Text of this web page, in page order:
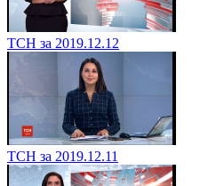
ТСН за 2019.12.12
ТСН за 2019.12.11